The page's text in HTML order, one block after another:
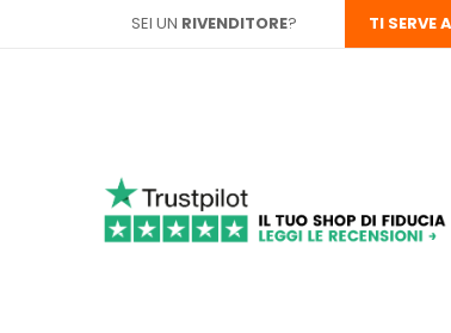
SEI UN RIVENDITORE? TI SERVE